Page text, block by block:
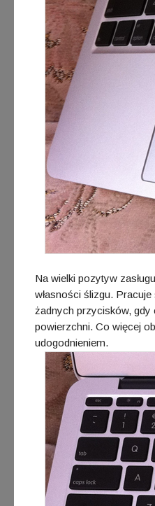
Na wielki pozytyw
własności ślizgu.
żadnych przycisków, gdy
powierzchni. Co więcej
udogodnieniem.